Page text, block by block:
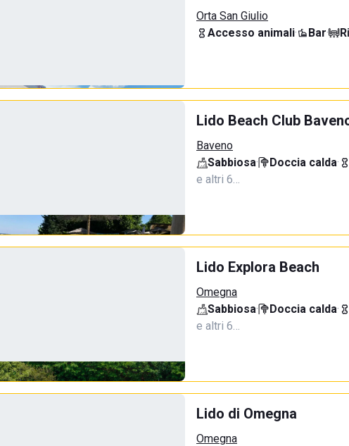
Orta San Giulio
Accesso animali· Bar·
Lido Beach Club
Baveno
Sabbiosa· Doccia calda·
e altri 6…
Lido Explora Beach
Omegna
Sabbiosa· Doccia calda·
e altri 6…
Lido di Omegna
Omegna